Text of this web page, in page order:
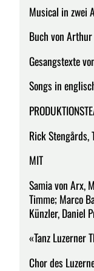
Musical in zwei
Buch von
Gesangstexte
Songs in
Rick Stengårds,
MIT
Samia von Arx,
Timme; Marco
Künzler, Daniel
«Tanz Luzerner
Chor des